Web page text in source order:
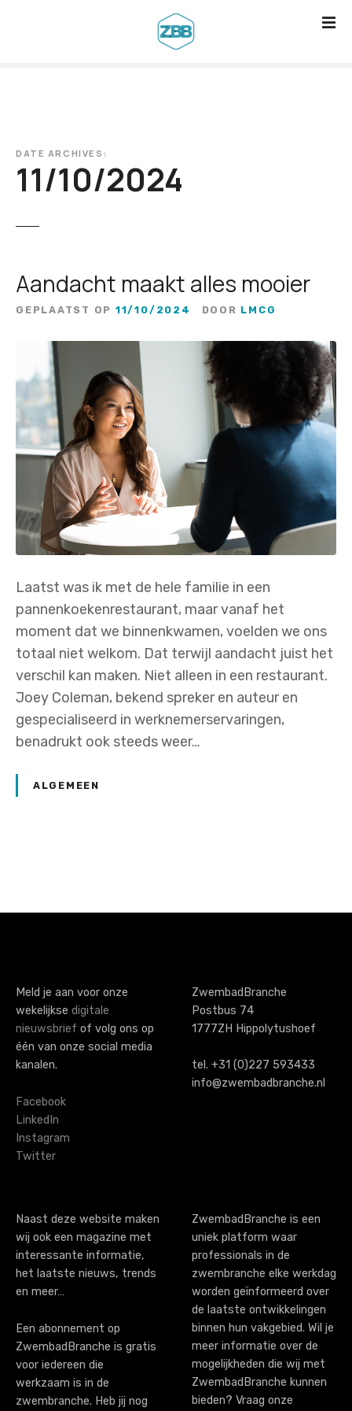
DATE ARCHIVES:
11/10/2024
Aandacht maakt alles mooier
GEPLAATST OP 11/10/2024 DOOR LMCG
Laatst was ik met de hele familie in een
pannenkoekenrestaurant, maar vanaf het
moment dat we binnenkwamen, voelden we ons
totaal niet welkom. Dat terwijl aandacht juist het
verschil kan maken. Niet alleen in een restaurant.
Joey Coleman, bekend spreker en auteur en
gespecialiseerd in werknemerservaringen,
benadrukt ook steeds weer…
ALGEMEEN
o
s
n
a
i
g
a
i
o
n
Meld je aan voor onze
wekelijkse digitale
nieuwsbrief of volg ons op
één van onze social media
kanalen.
Facebook
LinkedIn
Instagram
Twitter
ZwembadBranche
Postbus 74
1777ZH Hippolytushoef
tel. +31 (0)227 593433
info@zwembadbranche.nl
Naast deze website maken
wij ook een magazine met
interessante informatie,
het laatste nieuws, trends
en meer…
Een abonnement op
ZwembadBranche is gratis
voor iedereen die
werkzaam is in de
zwembranche. Heb jij nog
ZwembadBranche is een
uniek platform waar
professionals in de
zwembranche elke werkdag
worden geïnformeerd over
de laatste ontwikkelingen
binnen hun vakgebied. Wil je
meer informatie over de
mogelijkheden die wij met
ZwembadBranche kunnen
bieden? Vraag onze